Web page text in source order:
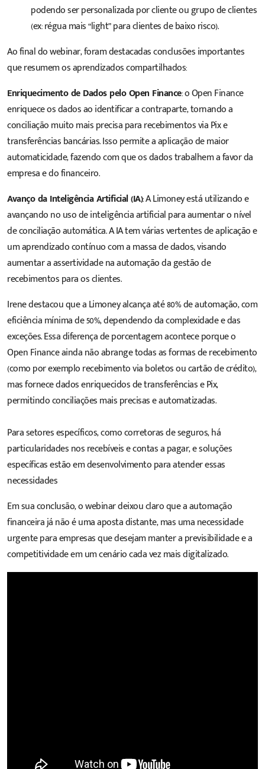
podendo ser personalizada por cliente ou grupo de clientes
(ex: régua mais “light” para clientes de baixo risco).
Ao final do webinar, foram destacadas conclusões importantes
que resumem os aprendizados compartilhados:
Enriquecimento de Dados pelo Open Finance: o Open Finance
enriquece os dados ao identificar a contraparte, tornando a
conciliação muito mais precisa para recebimentos via Pix e
transferências bancárias. Isso permite a aplicação de maior
automaticidade, fazendo com que os dados trabalhem a favor da
empresa e do financeiro.
Avanço da Inteligência Artificial (IA): A Limoney está utilizando e
avançando no uso de inteligência artificial para aumentar o nível
de conciliação automática. A IA tem várias vertentes de aplicação e
um aprendizado contínuo com a massa de dados, visando
aumentar a assertividade na automação da gestão de
recebimentos para os clientes.
Irene destacou que a Limoney alcança até 80% de automação, com
eficiência mínima de 50%, dependendo da complexidade e das
exceções. Essa diferença de porcentagem acontece porque o
Open Finance ainda não abrange todas as formas de recebimento
(como por exemplo recebimento via boletos ou cartão de crédito),
mas fornece dados enriquecidos de transferências e Pix,
permitindo conciliações mais precisas e automatizadas.
Para setores específicos, como corretoras de seguros, há
particularidades nos recebíveis e contas a pagar, e soluções
específicas estão em desenvolvimento para atender essas
necessidades
Em sua conclusão, o webinar deixou claro que a automação
financeira já não é uma aposta distante, mas uma necessidade
urgente para empresas que desejam manter a previsibilidade e a
competitividade em um cenário cada vez mais digitalizado.